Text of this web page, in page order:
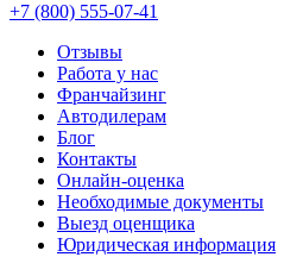
+7 (800) 555-07-41
Отзывы
Работа у нас
Франчайзинг
Автодилерам
Блог
Контакты
Онлайн-оценка
Необходимые документы
Выезд оценщика
Юридическая информация